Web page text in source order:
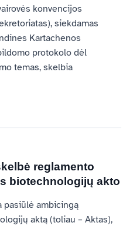
konvencijos
siekdamas
Kartachenos
protokolo dėl
temas, skelbia
reglamento
biotechnologijų akto
pasiūlė ambicingą
aktą (toliau – Aktas),